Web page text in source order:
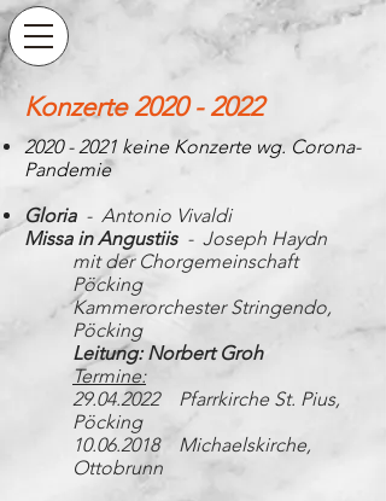
Konzerte2020 - 2022
2020 - 2021 keine Konzerte wg. Corona-
Pandemie
Gloria - Antonio Vivaldi
Missa in Angustiis- Joseph Haydn
mit der Chorgemeinschaft
Pöcking
Kammerorchester Stringendo,
Pöcking
Leitung: Norbert Groh
Termine:
29.04.2022Pfarrkirche St. Pius,
Pöcking
10.06.2018Michaelskirche,
Ottobrunn